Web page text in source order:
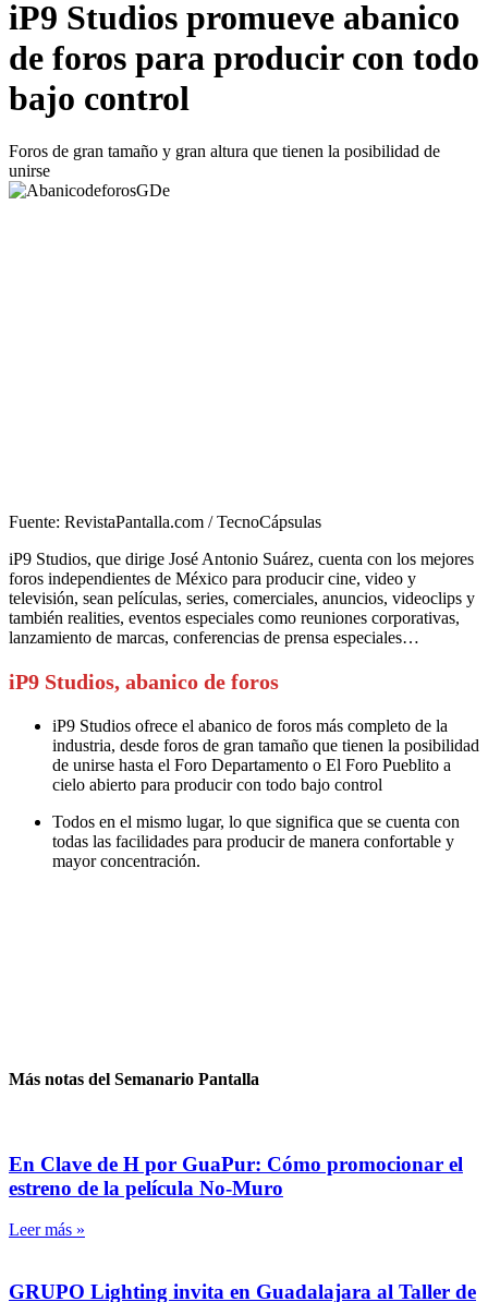
iP9 Studios promueve abanico
de foros para producir con todo
bajo control
Foros de gran tamaño y gran altura que tienen la posibilidad de
unirse
Fuente: RevistaPantalla.com / TecnoCápsulas
iP9 Studios, que dirige José Antonio Suárez, cuenta con los mejores
foros independientes de México para producir cine, video y
televisión, sean películas, series, comerciales, anuncios, videoclips y
también realities, eventos especiales como reuniones corporativas,
lanzamiento de marcas, conferencias de prensa especiales…
iP9 Studios, abanico de foros
iP9 Studios ofrece el abanico de foros más completo de la
industria, desde foros de gran tamaño que tienen la posibilidad
de unirse hasta el Foro Departamento o El Foro Pueblito a
cielo abierto para producir con todo bajo control
Todos en el mismo lugar, lo que significa que se cuenta con
todas las facilidades para producir de manera confortable y
mayor concentración.
Más notas del Semanario Pantalla
En Clave de H por GuaPur: Cómo promocionar el
estreno de la película No-Muro
Leer más »
GRUPO Lighting invita en Guadalajara al Taller de